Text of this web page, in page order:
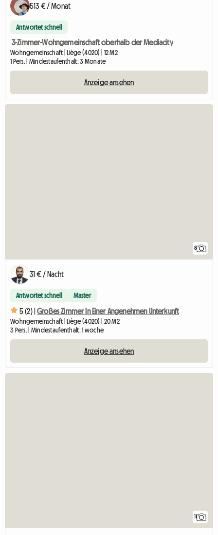
513 € / Monat
Antwortet schnell
3-Zimmer-Wohngemeinschaft oberhalb der Mediacity
Wohngemeinschaft | Liège (4020) | 12 M2
1 Pers. | Mindestaufenthalt: 3 Monate
Anzeige ansehen
8
31 € / Nacht
Antwortet schnell Master
5 (2) | Großes Zimmer In Einer Angenehmen Unterkunft
Wohngemeinschaft | Liège (4020) | 20 M2
3 Pers. | Mindestaufenthalt: 1 woche
Anzeige ansehen
11